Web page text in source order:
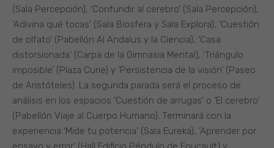
(Sala Percepción), ‘Confundir al cerebro’ (Sala Percepción),
‘Adivina qué tocas’ (Sala Biosfera y Sala Explora), ‘Cuestión
de olfato’ (Pabellón Al Andalus y la Ciencia), ‘Casa
distorsionada’ (Carpa de la Gimnasia Mental), ‘Triángulo
imposible’ (Plaza Curie) y ‘Persistencia de la visión’ (Paseo
de Aristóteles). La segunda parada será el proceso de
análisis en los espacios ‘Cuestión de arrugas’ o ‘El cerebro’
(Pabellón Viaje al Cuerpo Humano). Terminará con la
experiencia ‘Mide tu potencia’ (Sala Eureka), ‘Aprender por